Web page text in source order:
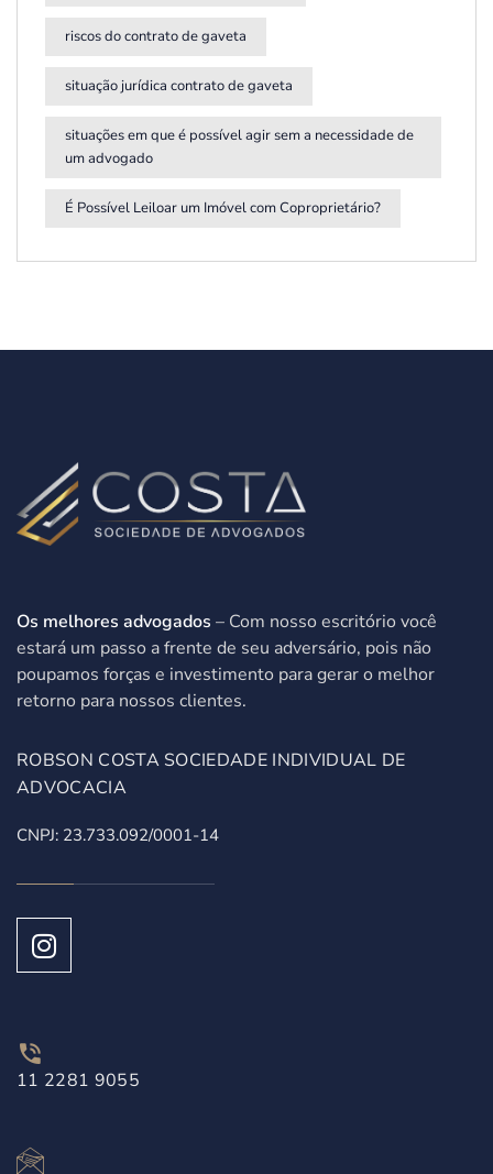
riscos do contrato de gaveta
situação jurídica contrato de gaveta
situações em que é possível agir sem a necessidade de
um advogado
É Possível Leiloar um Imóvel com Coproprietário?
Os melhores advogados – Com nosso escritório você
estará um passo a frente de seu adversário, pois não
poupamos forças e investimento para gerar o melhor
retorno para nossos clientes.
ROBSON COSTA SOCIEDADE INDIVIDUAL DE
ADVOCACIA
CNPJ: 23.733.092/0001-14
11 2281 9055